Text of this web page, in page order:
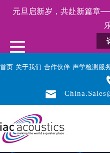
元旦启新岁，共赴新篇章
首页 关于我们 合作伙伴 声学检测服